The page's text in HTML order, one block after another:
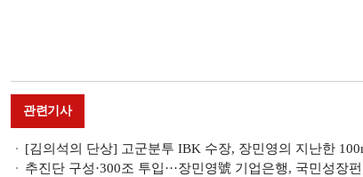
관련기사
[김의석의 단상] 고군분투 IBK 수장, 장민영의 지난한
추진단 구성·300조 투입···장민영號 기업은행, 국민성